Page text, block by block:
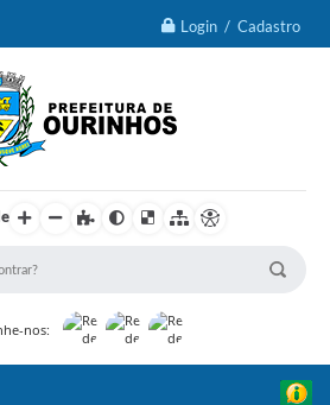
Login / Cadastro
nos: